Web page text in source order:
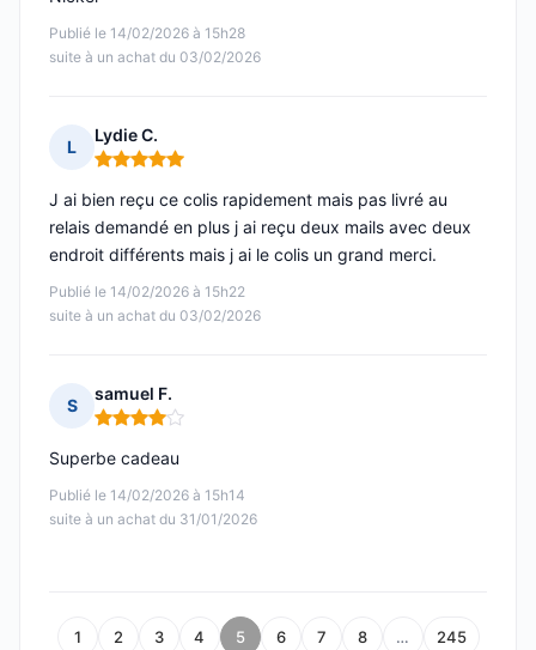
Publié le 14/02/2026 à 15h28
suite à un achat du 03/02/2026
L
Lydie C.
Note : 5 sur 5
Publié le 14/02/2026 à 15h22
suite à un achat du 03/02/2026
J ai bien reçu ce colis rapidement mais pas livré au
relais demandé en plus j ai reçu deux mails avec deux
endroit différents mais j ai le colis un grand merci.
S
samuel F.
Note : 4 sur 5
Publié le 14/02/2026 à 15h14
suite à un achat du 31/01/2026
Superbe cadeau
1 2 3 4 5 6 7 8 … 245